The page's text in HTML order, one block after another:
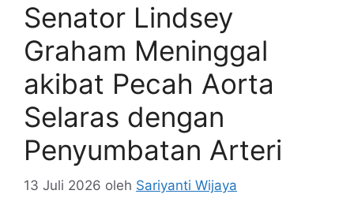
Senator Lindsey
Graham Meninggal
akibat Pecah Aorta
Selaras dengan
Penyumbatan Arteri
13 Juli 2026 oleh Sariyanti Wijaya